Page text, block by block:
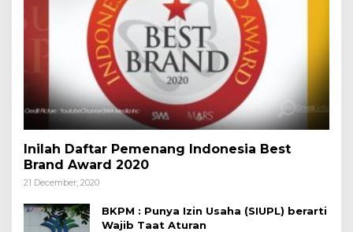
Inilah Daftar Pemenang Indonesia Best
Brand Award 2020
21 December, 2020
BKPM : Punya Izin Usaha (SIUPL) berarti
Wajib Taat Aturan